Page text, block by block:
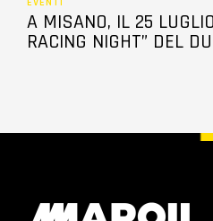
A MISANO, IL 25
RACING NIGHT” DEL